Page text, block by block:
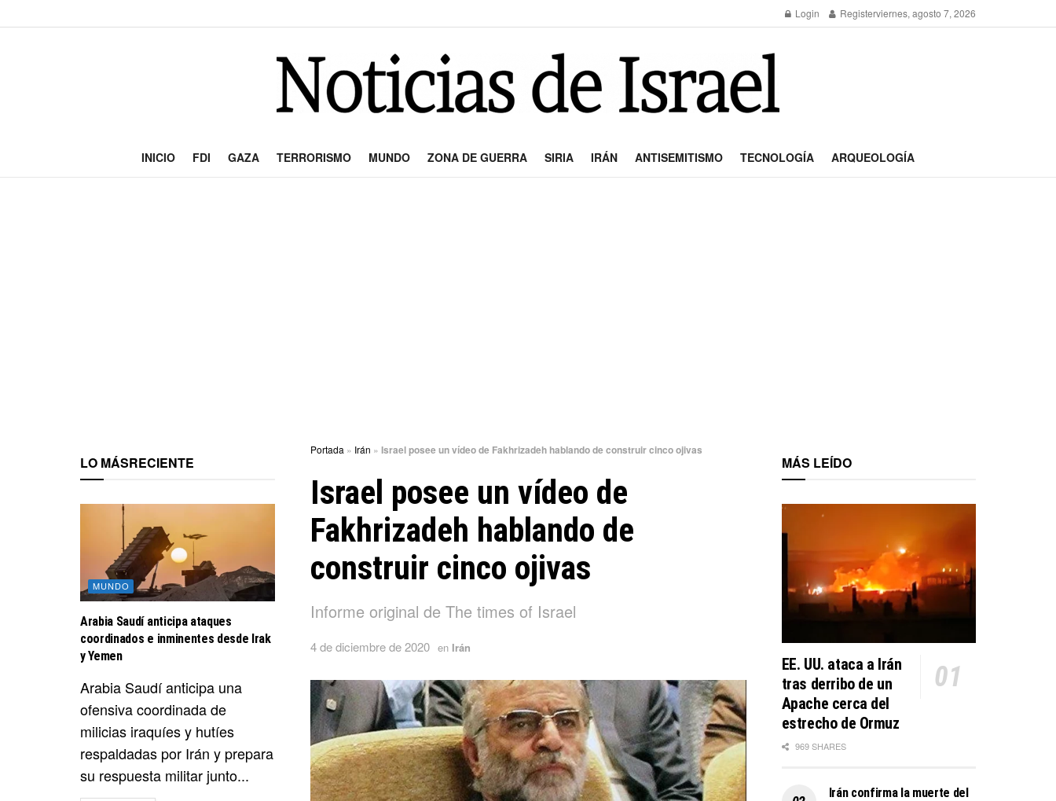
Login Registerviernes, agosto 7, 2026
INICIO FDI GAZA TERRORISMO MUNDO ZONA DE GUERRA SIRIA IRÁN ANTISEMITISMO TECNOLOGÍA ARQUEOLOGÍA
Portada » Irán » Israel posee un vídeo de Fakhrizadeh hablando de construir cinco ojivas
Israel posee un vídeo de
Fakhrizadeh hablando de
construir cinco ojivas
Informe original de The times of Israel
4 de diciembre de 2020 en Irán
LO MÁSRECIENTE
MUNDO
Arabia Saudí anticipa ataques
coordinados e inminentes desde Irak
y Yemen
Arabia Saudí anticipa una
ofensiva coordinada de
milicias iraquíes y hutíes
respaldadas por Irán y prepara
su respuesta militar junto...
MÁS LEÍDO
EE. UU. ataca a Irán
tras derribo de un
Apache cerca del
estrecho de Ormuz
969 SHARES
Irán confirma la muerte del